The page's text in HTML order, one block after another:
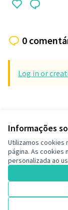
Informações
Utilizamos cookies
página. As cookies
personalizada ao
0
Log in or
Termos de serviço
Configurações de
Decide Contagem
(Link externo)